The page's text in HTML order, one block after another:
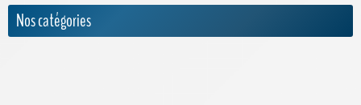
Nos catégories